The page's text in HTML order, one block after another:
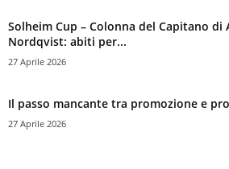
Solheim Cup – Colonna del Capitano di
Nordqvist: abiti per...
27 Aprile 2026
Il passo mancante tra promozione e
27 Aprile 2026